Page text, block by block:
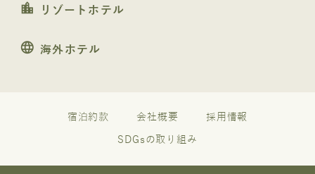
location_city リゾートホテル
language 海外ホテル
宿泊約款 会社概要 採用情報
SDGsの取り組み